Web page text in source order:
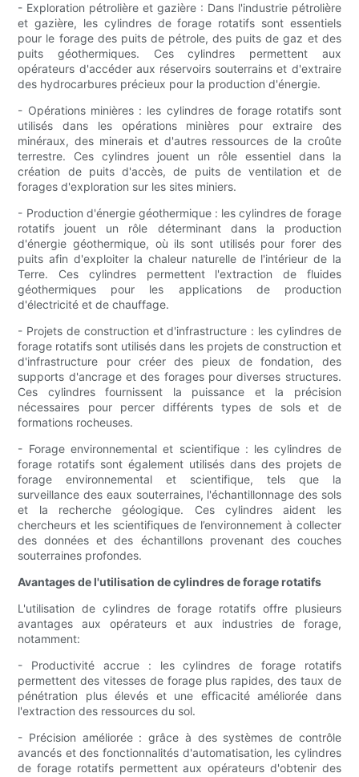
- Exploration pétrolière et gazière : Dans l'industrie pétrolière
et gazière, les cylindres de forage rotatifs sont essentiels
pour le forage des puits de pétrole, des puits de gaz et des
puits géothermiques. Ces cylindres permettent aux
opérateurs d'accéder aux réservoirs souterrains et d'extraire
des hydrocarbures précieux pour la production d'énergie.
- Opérations minières : les cylindres de forage rotatifs sont
utilisés dans les opérations minières pour extraire des
minéraux, des minerais et d'autres ressources de la croûte
terrestre. Ces cylindres jouent un rôle essentiel dans la
création de puits d'accès, de puits de ventilation et de
forages d'exploration sur les sites miniers.
- Production d'énergie géothermique : les cylindres de forage
rotatifs jouent un rôle déterminant dans la production
d'énergie géothermique, où ils sont utilisés pour forer des
puits afin d'exploiter la chaleur naturelle de l'intérieur de la
Terre. Ces cylindres permettent l'extraction de fluides
géothermiques pour les applications de production
d'électricité et de chauffage.
- Projets de construction et d'infrastructure : les cylindres de
forage rotatifs sont utilisés dans les projets de construction et
d'infrastructure pour créer des pieux de fondation, des
supports d'ancrage et des forages pour diverses structures.
Ces cylindres fournissent la puissance et la précision
nécessaires pour percer différents types de sols et de
formations rocheuses.
- Forage environnemental et scientifique : les cylindres de
forage rotatifs sont également utilisés dans des projets de
forage environnemental et scientifique, tels que la
surveillance des eaux souterraines, l'échantillonnage des sols
et la recherche géologique. Ces cylindres aident les
chercheurs et les scientifiques de l’environnement à collecter
des données et des échantillons provenant des couches
souterraines profondes.
Avantages de l'utilisation de cylindres de forage rotatifs
L'utilisation de cylindres de forage rotatifs offre plusieurs
avantages aux opérateurs et aux industries de forage,
notamment:
- Productivité accrue : les cylindres de forage rotatifs
permettent des vitesses de forage plus rapides, des taux de
pénétration plus élevés et une efficacité améliorée dans
l'extraction des ressources du sol.
- Précision améliorée : grâce à des systèmes de contrôle
avancés et des fonctionnalités d'automatisation, les cylindres
de forage rotatifs permettent aux opérateurs d'obtenir des